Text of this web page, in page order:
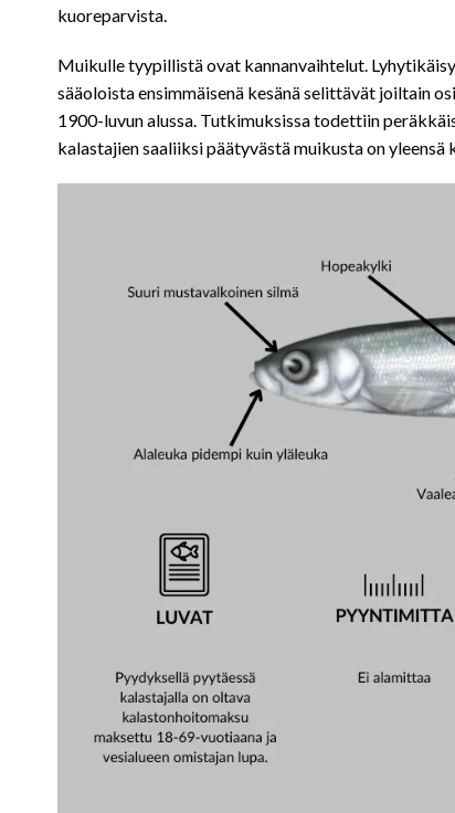
kuoreparvista.
Muikulle tyypillistä ovat kannanvaihtelut.
sääoloista ensimmäisenä kesänä selittävät joiltain
1900-luvun alussa. Tutkimuksissa todettiin
kalastajien saaliiksi päätyvästä muikusta on